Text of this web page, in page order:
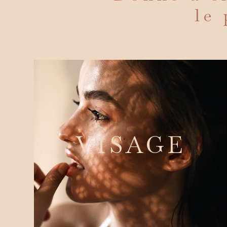
le
VISAGE